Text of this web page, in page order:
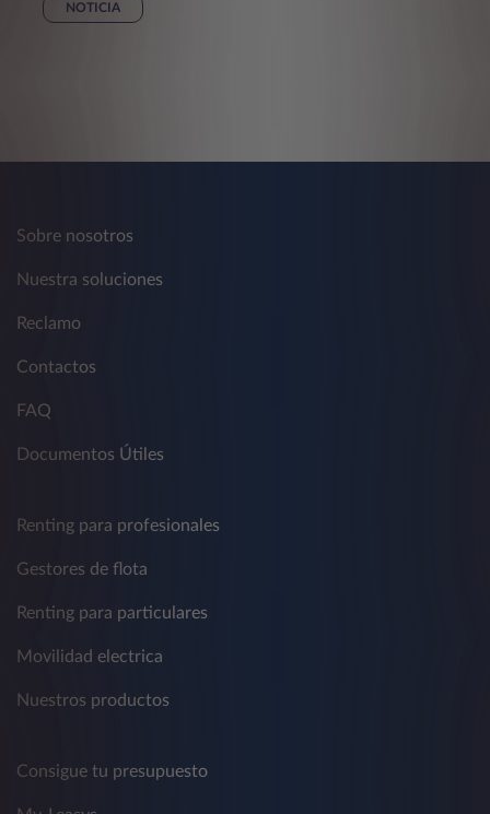
NOTICIA
Sobre nosotros
Nuestra soluciones
Reclamo
Contactos
FAQ
Documentos Útiles
Renting para profesionales
Gestores de flota
Renting para particulares
Movilidad electrica
Nuestros productos
Consigue tu presupuesto